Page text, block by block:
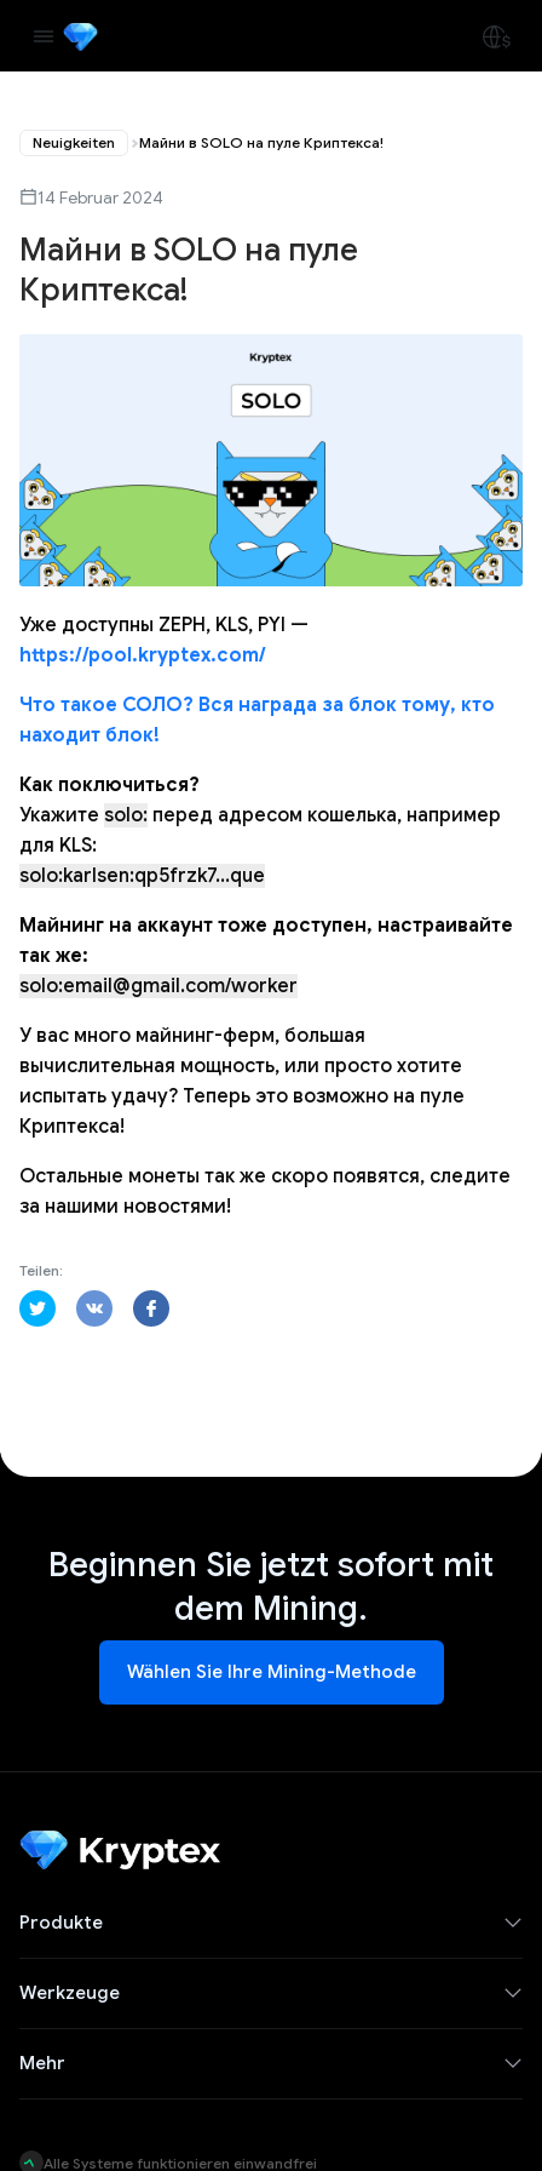
Neuigkeiten Майни в SOLO на пуле Криптекса!
14 Februar 2024
Майни в SOLO на пуле
Криптекса!
Уже доступны ZEPH, KLS, PYI —
https://pool.kryptex.com/
Что такое СОЛО? Вся награда за блок тому, кто
находит блок!
Как поключиться?
Укажите solo: перед адресом кошелька, например
для KLS:
solo:karlsen:qp5frzk7...que
Майнинг на аккаунт тоже доступен, настраивайте
так же:
solo:email@gmail.com/worker
У вас много майнинг-ферм, большая
вычислительная мощность, или просто хотите
испытать удачу? Теперь это возможно на пуле
Криптекса!
Остальные монеты так же скоро появятся, следите
за нашими новостями!
Teilen:
Beginnen Sie jetzt sofort mit
dem Mining.
Wählen Sie Ihre Mining-Methode
Produkte
Werkzeuge
Mehr
Alle Systeme funktionieren einwandfrei